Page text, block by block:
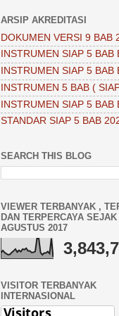
ARSIP AKREDITASI
DOKUMEN VERSI 9 BAB
INSTRUMEN SIAP 5 BAB
INSTRUMEN SIAP 5 BAB
INSTRUMEN 5 BAB (
INSTRUMEN SIAP 5 BAB
STANDAR SIAP 5 BAB
SEARCH THIS BLOG
VIEWER TERBANYAK ,
DAN TERPERCAYA SEJAK
AGUSTUS 2017
VISITOR TERBANYAK
INTERNASIONAL